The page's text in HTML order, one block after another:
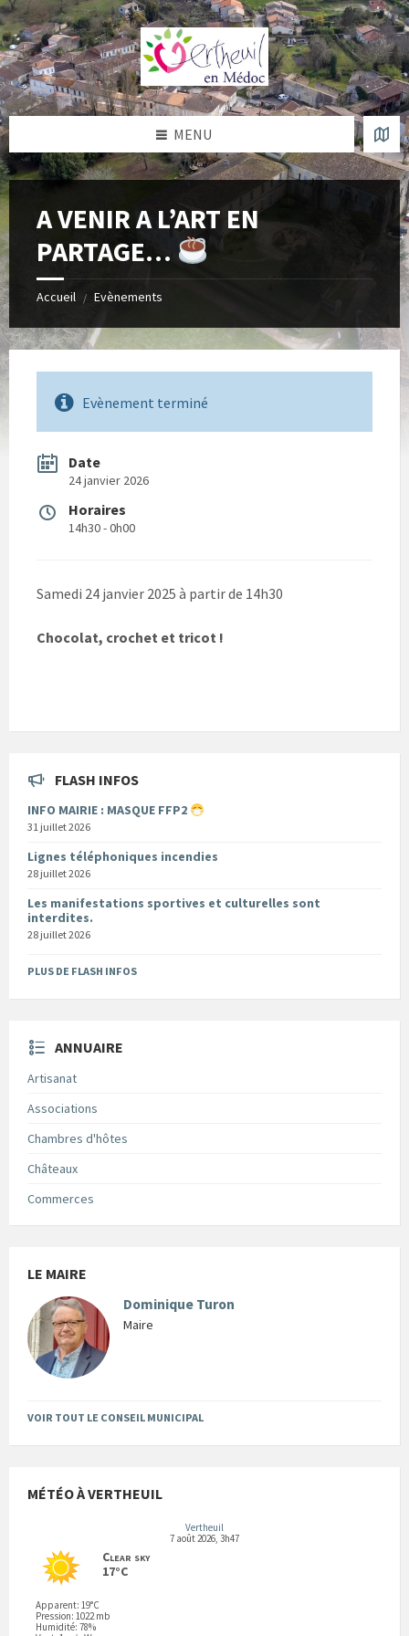
Skip
to
content
Skip
to
left
sidebar
Skip
to
right
sidebar
Skip
to
footer
MENU
A VENIR A L’ART EN
PARTAGE…
Accueil / Evènements
Evènement terminé
Date
24 janvier 2026
Horaires
14h30 - 0h00
Samedi 24 janvier 2025 à partir de 14h30
Chocolat, crochet et tricot !
FLASH INFOS
INFO MAIRIE : MASQUE FFP2
31 juillet 2026
Lignes téléphoniques incendies
28 juillet 2026
Les manifestations sportives et culturelles sont
interdites.
28 juillet 2026
PLUS DE FLASH INFOS
ANNUAIRE
Artisanat
Associations
Chambres d'hôtes
Châteaux
Commerces
LE MAIRE
Dominique Turon
Maire
VOIR TOUT LE CONSEIL MUNICIPAL
MÉTÉO À VERTHEUIL
Vertheuil
7 août 2026, 3h47
Clear sky
17°C
Apparent: 19°C
Pression: 1022 mb
Humidité: 78%